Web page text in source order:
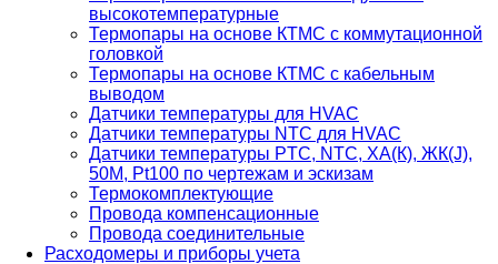
высокотемпературные
Термопары на основе КТМС с коммутационной
головкой
Термопары на основе КТМС с кабельным
выводом
Датчики температуры для HVAC
Датчики температуры NTC для HVAC
Датчики температуры PTС, NTC, ХА(К), ЖК(J),
50М, Pt100 по чертежам и эскизам
Термокомплектующие
Провода компенсационные
Провода соединительные
Расходомеры и приборы учета